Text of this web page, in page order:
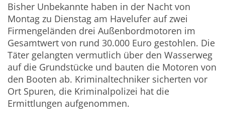
Bisher Unbekannte haben in der Nacht von
Montag zu Dienstag am Havelufer auf zwei
Firmengeländen drei Außenbordmotoren im
Gesamtwert von rund 30.000 Euro gestohlen. Die
Täter gelangten vermutlich über den Wasserweg
auf die Grundstücke und bauten die Motoren von
den Booten ab. Kriminaltechniker sicherten vor
Ort Spuren, die Kriminalpolizei hat die
Ermittlungen aufgenommen.